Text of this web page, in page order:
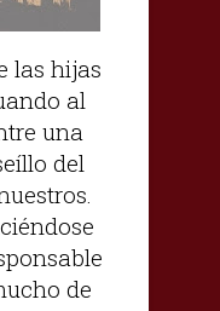
las hijas
al
una
del
de